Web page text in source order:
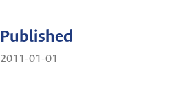
Published
2011-01-01